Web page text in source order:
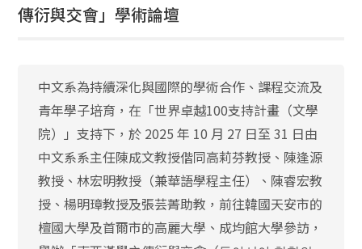
傳衍與交會」學術論壇
中文系為持續深化與國際的學術合作、課程交流及
青年學子培育，在「世界卓越100支持計畫（文學
院）」支持下，於 2025 年 10 月 27 日至 31 日由
中文系系主任陳成文教授偕同高莉芬教授、陳逢源
教授、林宏明教授（兼華語學程主任）、陳睿宏教
授、楊明璋教授及張芸菁助教，前往韓國天安市的
檀國大學及首爾市的高麗大學、成均館大學參訪，